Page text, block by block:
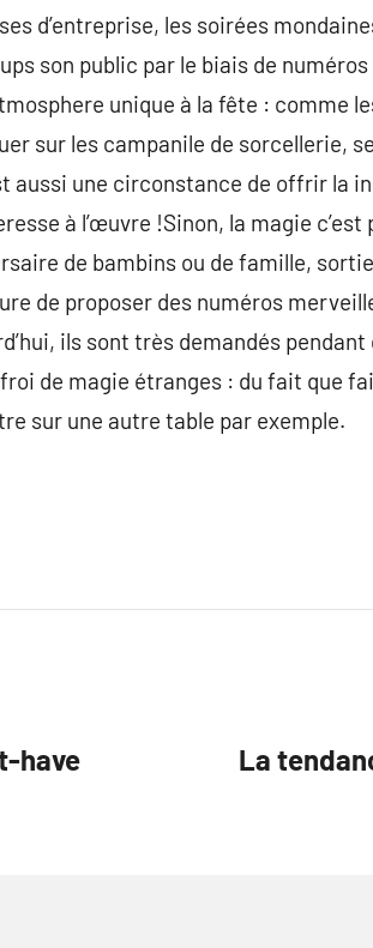
d’entreprise, les soirées
son public par le biais de
unique à la fête : comme
sur les campanile de sorcellerie,
aussi une circonstance de offrir la
à l’œuvre !Sinon, la magie
de bambins ou de famille,
de proposer des numéros
ils sont très demandés
de magie étranges : du fait que
sur une autre table par exemple.
have La